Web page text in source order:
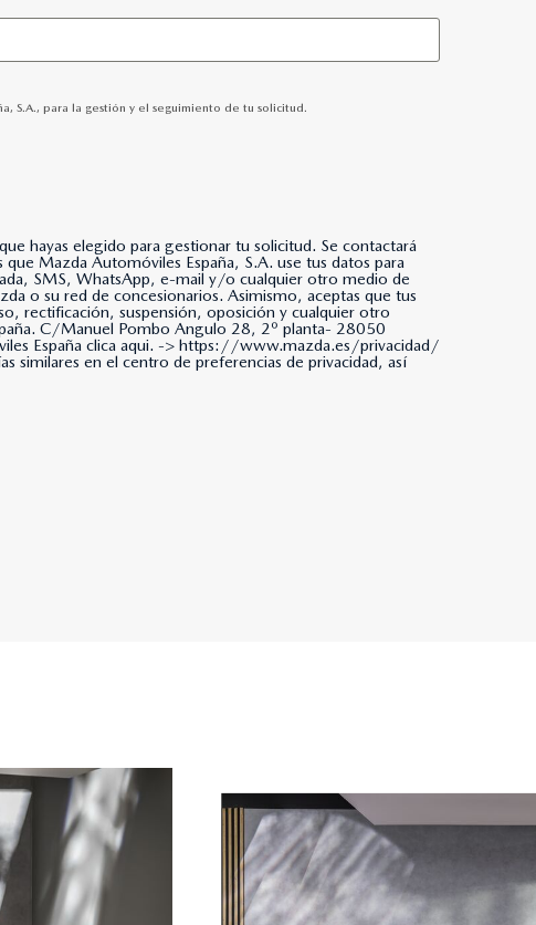
S.A., para la gestión y el seguimiento de tu solicitud.
hayas elegido para gestionar tu solicitud. Se contactará
SMS, WhatsApp, e-mail y/o cualquier otro medio de
o su red de concesionarios. Asimismo, aceptas que tus
rectificación, suspensión, oposición y cualquier otro
C/Manuel Pombo Angulo 28, 2º planta- 28050
España clica aqui. -> https://www.mazda.es/privacidad/
similares en el centro de preferencias de privacidad, así